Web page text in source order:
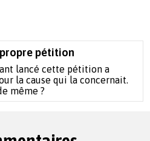
pétition
lancé cette pétition a
la cause qui la concernait.
même ?